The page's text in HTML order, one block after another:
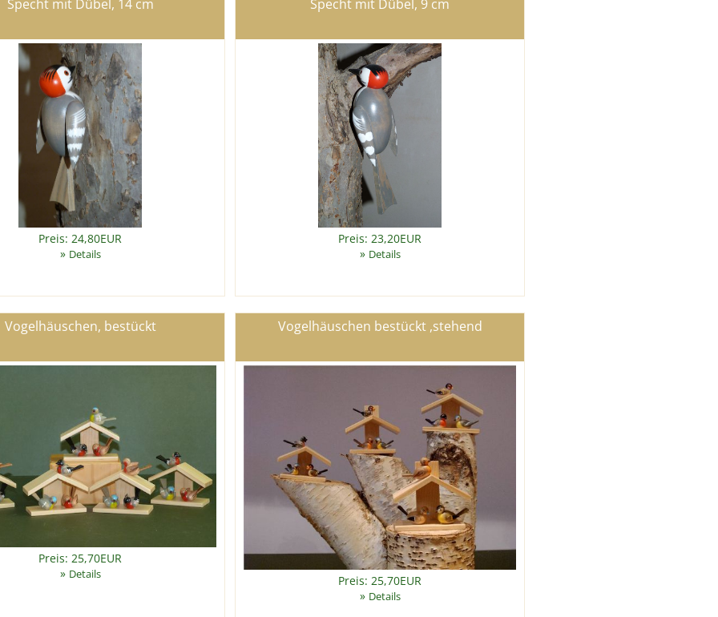
Specht mit Dübel, 14 cm
Preis: 24,80EUR
» Details
Specht mit Dübel, 9 cm
Preis: 23,20EUR
» Details
Vogelhäuschen, bestückt
Preis: 25,70EUR
» Details
Vogelhäuschen bestückt ,stehend
Preis: 25,70EUR
» Details